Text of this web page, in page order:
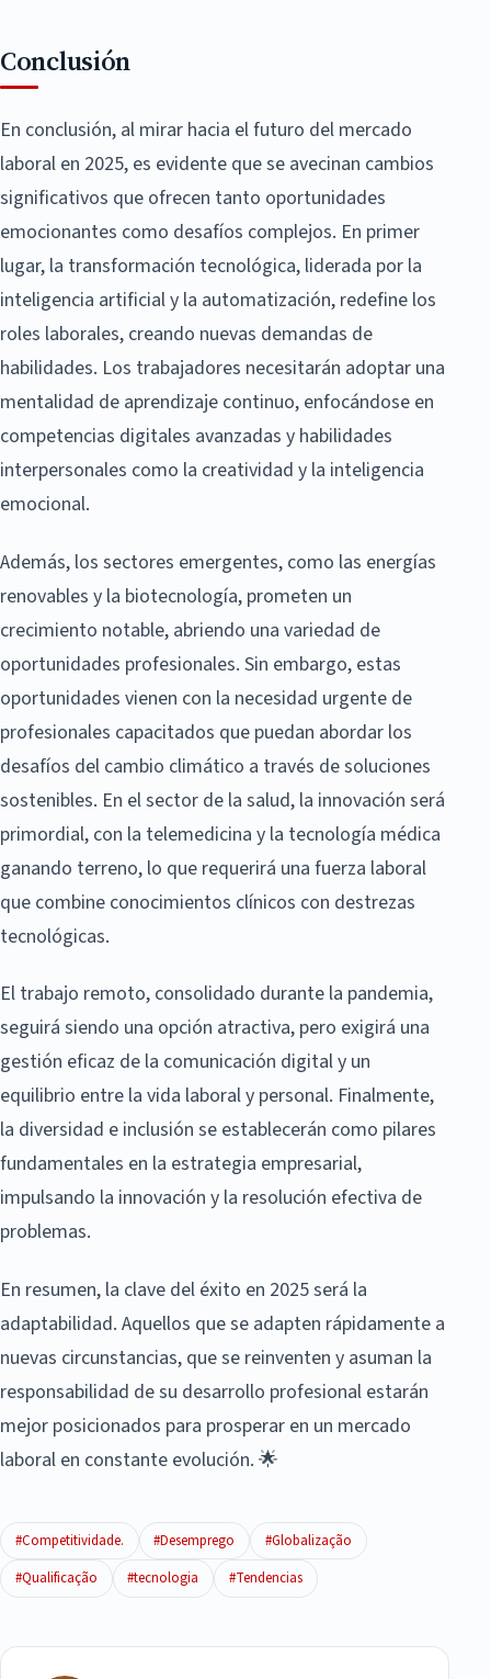
Conclusión
En conclusión, al mirar hacia el futuro del mercado
laboral en 2025, es evidente que se avecinan cambios
significativos que ofrecen tanto oportunidades
emocionantes como desafíos complejos. En primer
lugar, la transformación tecnológica, liderada por la
inteligencia artificial y la automatización, redefine los
roles laborales, creando nuevas demandas de
habilidades. Los trabajadores necesitarán adoptar una
mentalidad de aprendizaje continuo, enfocándose en
competencias digitales avanzadas y habilidades
interpersonales como la creatividad y la inteligencia
emocional.
Además, los sectores emergentes, como las energías
renovables y la biotecnología, prometen un
crecimiento notable, abriendo una variedad de
oportunidades profesionales. Sin embargo, estas
oportunidades vienen con la necesidad urgente de
profesionales capacitados que puedan abordar los
desafíos del cambio climático a través de soluciones
sostenibles. En el sector de la salud, la innovación será
primordial, con la telemedicina y la tecnología médica
ganando terreno, lo que requerirá una fuerza laboral
que combine conocimientos clínicos con destrezas
tecnológicas.
El trabajo remoto, consolidado durante la pandemia,
seguirá siendo una opción atractiva, pero exigirá una
gestión eficaz de la comunicación digital y un
equilibrio entre la vida laboral y personal. Finalmente,
la diversidad e inclusión se establecerán como pilares
fundamentales en la estrategia empresarial,
impulsando la innovación y la resolución efectiva de
problemas.
En resumen, la clave del éxito en 2025 será la
adaptabilidad. Aquellos que se adapten rápidamente a
nuevas circunstancias, que se reinventen y asuman la
responsabilidad de su desarrollo profesional estarán
mejor posicionados para prosperar en un mercado
laboral en constante evolución. 🌟
#Competitividade. #Desemprego
#Globalização
#Qualificação
#tecnologia #Tendencias